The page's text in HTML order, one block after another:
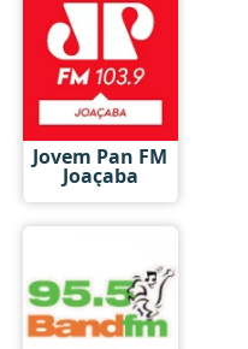
Jovem Pan FM
Joaçaba